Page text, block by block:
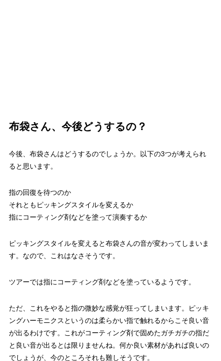
布袋さん、今後どうするの？
今後、布袋さんはどうするのでしょうか。以下の3つが考えられ
ると思います。
指の回復を待つのか
それともピッキングスタイルを変えるか
指にコーティング剤などを塗って演奏するか
ピッキングスタイルを変えると布袋さんの音が変わってしまいま
す。なので、これはなさそうです。
ツアーでは指にコーティング剤などを塗っているようです。
ただ、これをやると指の微妙な感覚が狂ってしまいます。ピッキ
ングハーモニクスというのは柔らかい指で触れるからこそ良い音
が出るわけです。これがコーティング剤で固めたガチガチの指だ
と良い音が出るとは限りませんね。何か良い素材があれば良いの
でしょうが、今のところそれも難しそうです。